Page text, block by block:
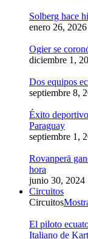
Solberg hace
enero 26, 2026
Ogier se
diciembre 1,
Dos equipos
septiembre 8,
Éxito
Paraguay
septiembre 1,
Rovanperä
hora
junio 30, 2024
Circuitos
Circuitos
El piloto
Italiano de